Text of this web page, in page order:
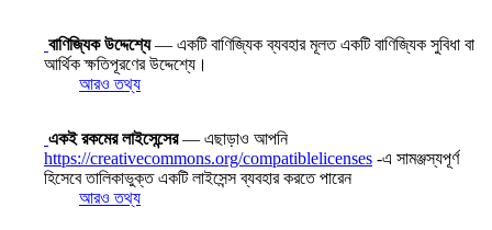
বাণিজ্যিক উদ্দেশ্যে— একটি বাণিজ্যিক ব্যবহার মূলত একটি বাণিজ্যিক সুবিধা বা
আর্থিক ক্ষতিপূরণের উদ্দেশ্যে।
আরও তথ্য
একই রকমের লাইসেন্সের— এছাড়াও আপনি
https://creativecommons.org/compatiblelicenses -এ সামঞ্জস্যপূর্ণ
হিসেবে তালিকাভুক্ত একটি লাইসেন্স ব্যবহার করতে পারেন
আরও তথ্য